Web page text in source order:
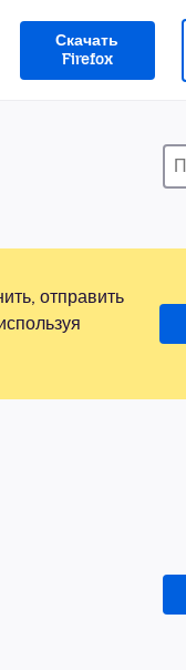
Скачать
Firefox
отправить